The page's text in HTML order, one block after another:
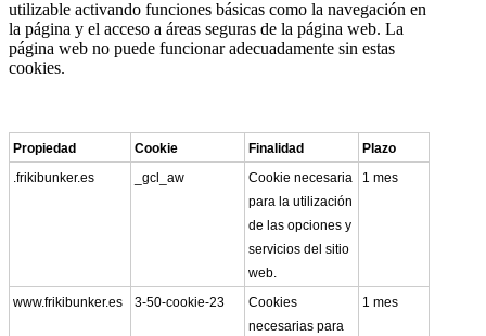
utilizable activando funciones básicas como la navegación en
la página y el acceso a áreas seguras de la página web. La
página web no puede funcionar adecuadamente sin estas
cookies.
Propiedad Cookie Finalidad
Plazo
.frikibunker.es
_gcl_aw
Cookie necesaria
para la utilización
de las opciones y
servicios del sitio
web.
1 mes
www.frikibunker.es 3-50-cookie-23
Cookies
necesarias para
1 mes